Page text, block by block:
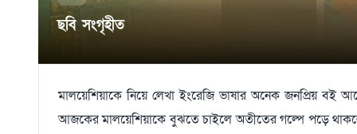
ছবি সংগৃহীত
মালয়েশিয়াকে নিয়ে লেখা ইংরেজি ভাষার অনেক জনপ্রিয় বই
আজকের মালয়েশিয়াকে বুঝতে চাইলে অতীতের গল্পে পড়ে